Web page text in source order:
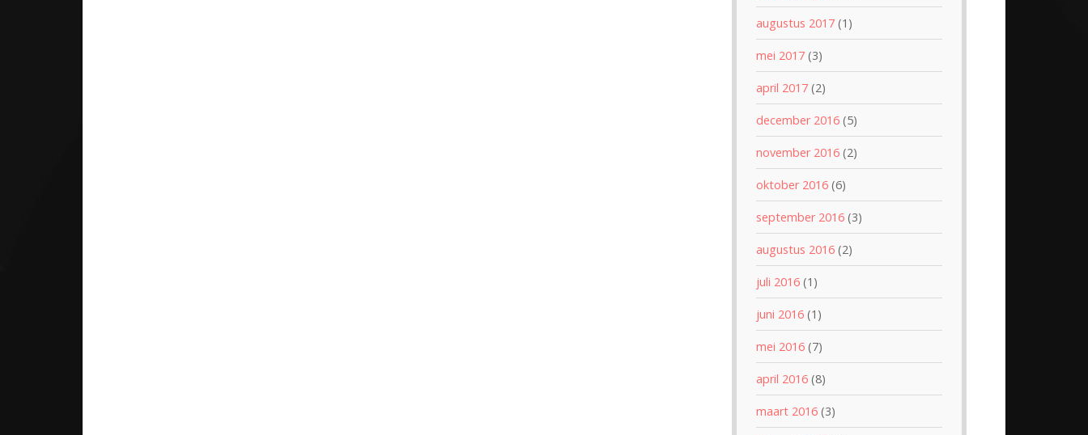
augustus 2017(1)
mei 2017(3)
april 2017(2)
december 2016(5)
november 2016(2)
oktober 2016(6)
september 2016(3)
augustus 2016(2)
juli 2016(1)
juni 2016(1)
mei 2016(7)
april 2016(8)
maart 2016(3)